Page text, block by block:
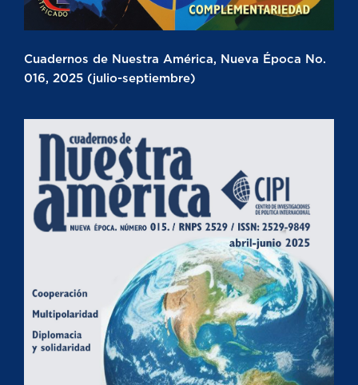
Cuadernos de Nuestra América, Nueva Época No.
016, 2025 (julio-septiembre)